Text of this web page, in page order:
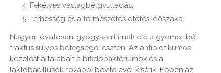
Fekélyes vastagbélgyulladás.
Terhesség és a természetes etetés időszaka.
Nagyon óvatosan, gyógyszert írnak elő a gyomor-bél
traktus súlyos betegségei esetén. Az antibiotikumos
kezelést általában a bifidobaktériumok és a
laktobacillusok további bevitelével kísérik. Ebben az